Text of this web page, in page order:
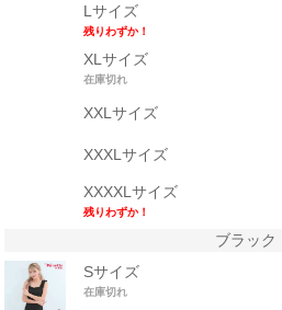
Lサイズ
残りわずか！
XLサイズ
在庫切れ
XXLサイズ
XXXLサイズ
XXXXLサイズ
残りわずか！
ブラック
Sサイズ
在庫切れ